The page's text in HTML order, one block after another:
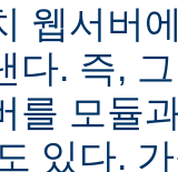
웹서버
다. 즉,
를 모듈
있다.